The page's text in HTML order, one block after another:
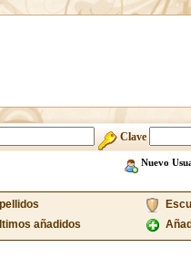
Clave
Nuevo
añadidos